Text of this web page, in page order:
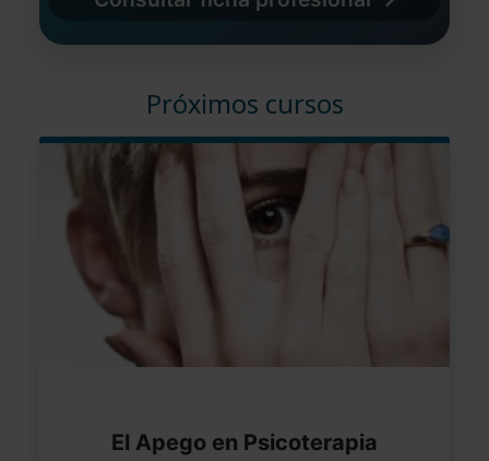
Próximos cursos
El Apego en Psicoterapia